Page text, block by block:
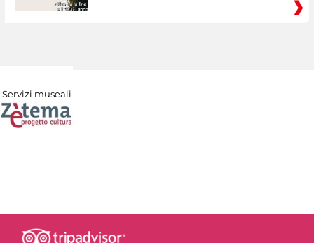
Servizi museali